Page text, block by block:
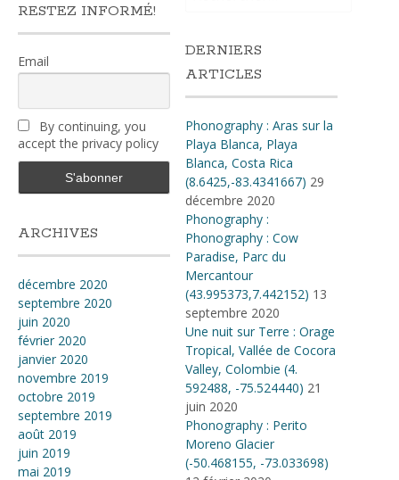
RESTEZ INFORMÉ!
Email
By continuing, you
accept the privacy policy
ARCHIVES
décembre 2020
septembre 2020
juin 2020
février 2020
janvier 2020
novembre 2019
octobre 2019
septembre 2019
août 2019
juin 2019
mai 2019
DERNIERS
ARTICLES
Phonography : Aras sur la
Playa Blanca, Playa
Blanca, Costa Rica
(8.6425,-83.4341667) 29
décembre 2020
Phonography :
Phonography : Cow
Paradise, Parc du
Mercantour
(43.995373,7.442152) 13
septembre 2020
Une nuit sur Terre : Orage
Tropical, Vallée de Cocora
Valley, Colombie (4​.​
592488, -75​.​524440) 21
juin 2020
Phonography : Perito
Moreno Glacier
(-50.468155, -73.033698)